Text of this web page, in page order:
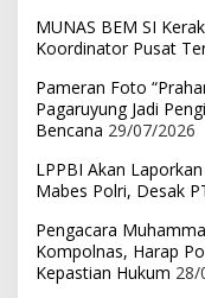
MUNAS BEM SI
Koordinator Pusat
Pameran Foto
Pagaruyung Jadi
Bencana 29/07/2026
LPPBI Akan
Mabes Polri, Desak
Pengacara
Kompolnas, Harap
Kepastian Hukum 28/